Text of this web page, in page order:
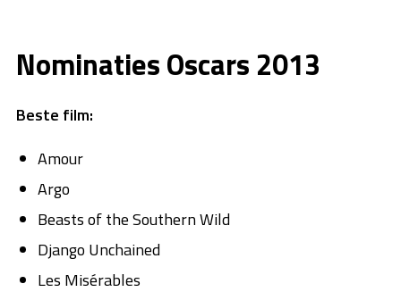
Nominaties Oscars 2013
Beste film:
Amour
Argo
Beasts of the Southern Wild
Django Unchained
Les Misérables